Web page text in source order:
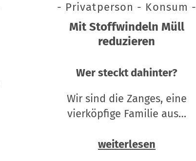
- Privatperson - Konsum -
Mit Stoffwindeln Müll
reduzieren
Wer steckt dahinter?
Wir sind die Zanges, eine
vierköpfige Familie aus…
weiterlesen